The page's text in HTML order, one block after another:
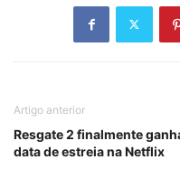
Artigo anterior
Resgate 2 finalmente
data de estreia na Netflix